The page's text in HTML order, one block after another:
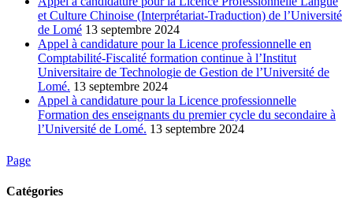
et Culture Chinoise (Interprétariat-Traduction) de l’Université
de Lomé 13 septembre 2024
Appel à candidature pour la Licence professionnelle en
Comptabilité-Fiscalité formation continue à l’Institut
Universitaire de Technologie de Gestion de l’Université de
Lomé. 13 septembre 2024
Appel à candidature pour la Licence professionnelle
Formation des enseignants du premier cycle du secondaire à
l’Université de Lomé. 13 septembre 2024
Page
Catégories